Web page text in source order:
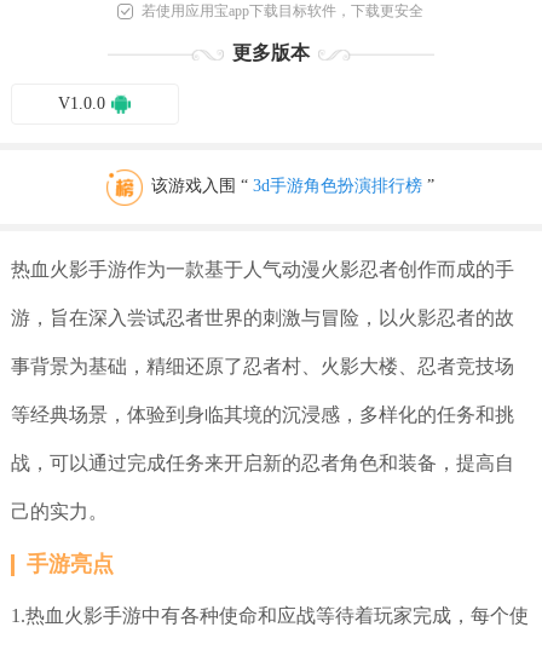
若使用应用宝app下载目标软件，下载更安全
更多版本
V1.0.0
该游戏入围 “3d手游角色扮演排行榜 ”
热血火影手游作为一款基于人气动漫火影忍者创作而成的手
游，旨在深入尝试忍者世界的刺激与冒险，以火影忍者的故
事背景为基础，精细还原了忍者村、火影大楼、忍者竞技场
等经典场景，体验到身临其境的沉浸感，多样化的任务和挑
战，可以通过完成任务来开启新的忍者角色和装备，提高自
己的实力。
手游亮点
1.热血火影手游中有各种使命和应战等待着玩家完成，每个使